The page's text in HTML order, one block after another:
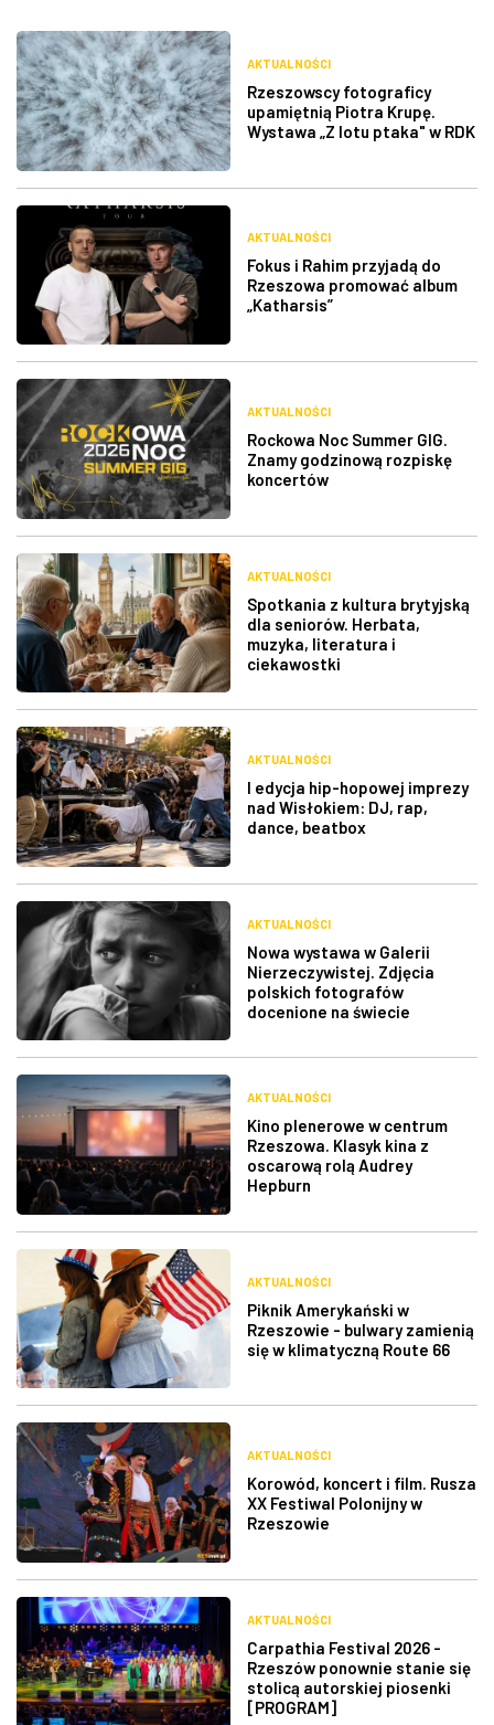
AKTUALNOŚCI
Rzeszowscy fotograficy
upamiętnią Piotra Krupę.
Wystawa „Z lotu ptaka" w RDK
AKTUALNOŚCI
Fokus i Rahim przyjadą do
Rzeszowa promować album
„Katharsis”
AKTUALNOŚCI
Rockowa Noc Summer GIG.
Znamy godzinową rozpiskę
koncertów
AKTUALNOŚCI
Spotkania z kultura brytyjską
dla seniorów. Herbata,
muzyka, literatura i
ciekawostki
AKTUALNOŚCI
I edycja hip-hopowej imprezy
nad Wisłokiem: DJ, rap,
dance, beatbox
AKTUALNOŚCI
Nowa wystawa w Galerii
Nierzeczywistej. Zdjęcia
polskich fotografów
docenione na świecie
AKTUALNOŚCI
Kino plenerowe w centrum
Rzeszowa. Klasyk kina z
oscarową rolą Audrey
Hepburn
AKTUALNOŚCI
Piknik Amerykański w
Rzeszowie - bulwary zamienią
się w klimatyczną Route 66
AKTUALNOŚCI
Korowód, koncert i film. Rusza
XX Festiwal Polonijny w
Rzeszowie
AKTUALNOŚCI
Carpathia Festival 2026 -
Rzeszów ponownie stanie się
stolicą autorskiej piosenki
[PROGRAM]